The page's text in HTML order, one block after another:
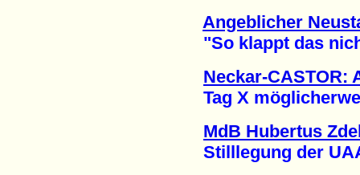
Angeblicher
"So klappt das
Neckar-CASTOR:
Tag X
MdB Hubertus
Stilllegung der